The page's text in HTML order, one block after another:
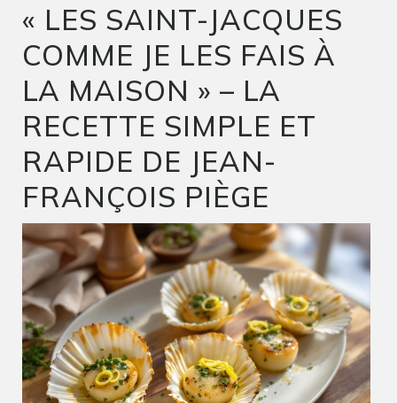
« LES SAINT-JACQUES
COMME JE LES FAIS À
LA MAISON » – LA
RECETTE SIMPLE ET
RAPIDE DE JEAN-
FRANÇOIS PIÈGE